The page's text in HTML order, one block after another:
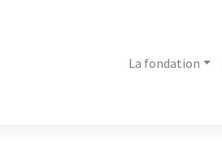
La fondation